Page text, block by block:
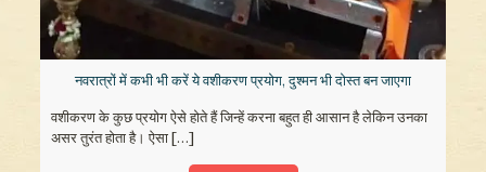
नवरात्रों में कभी भी करें ये वशीकरण प्रयोग, दुश्मन भी दोस्त बन जाएगा
वशीकरण के कुछ प्रयोग ऐसे होते हैं जिन्हें करना बहुत ही आसान है लेकिन उनका
असर तुरंत होता है। ऐसा[…]